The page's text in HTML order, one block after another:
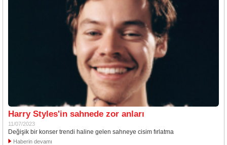
Harry Styles'in sahnede zor anları
11/07/2023
Değişik bir konser trendi haline gelen sahneye cisim fırlatma
Haberin devamı